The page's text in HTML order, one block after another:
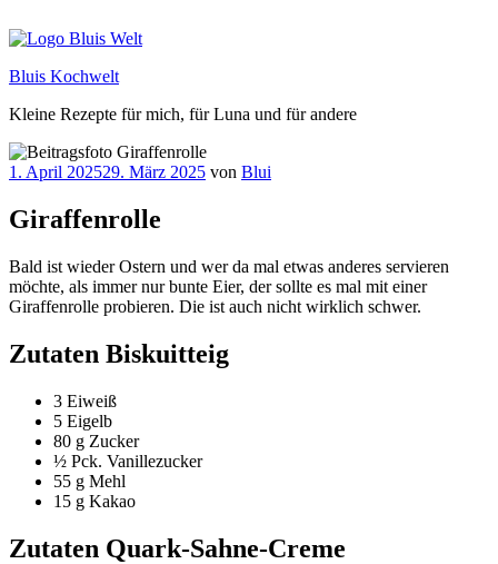
Inhalt
Bluis Kochwelt
Kleine Rezepte für mich, für Luna und für andere
Veröffentlicht
1. April 202529. März 2025 von Blui
Giraffenrolle
Bald ist wieder Ostern und wer da mal etwas anderes servieren
möchte, als immer nur bunte Eier, der sollte es mal mit einer
Giraffenrolle probieren. Die ist auch nicht wirklich schwer.
Zutaten Biskuitteig
3 Eiweiß
5 Eigelb
80 g Zucker
½ Pck. Vanillezucker
55 g Mehl
15 g Kakao
Zutaten Quark-Sahne-Creme